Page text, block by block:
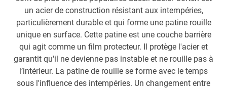
un acier de construction résistant aux intempéries,
particulièrement durable et qui forme une patine rouille
unique en surface. Cette patine est une couche barrière
qui agit comme un film protecteur. Il protège l'acier et
garantit qu'il ne devienne pas instable et ne rouille pas à
l’intérieur. La patine de rouille se forme avec le temps
sous l'influence des intempéries. Un changement entre